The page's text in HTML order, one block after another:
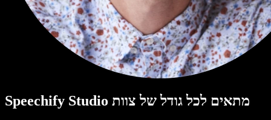
Speechify Studio מתאים לכל גודל של צוות